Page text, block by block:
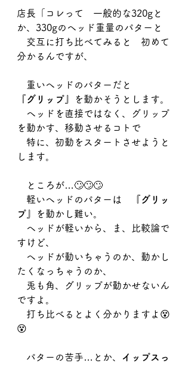
店長「コレって　一般的な320gと
か、330gのヘッド重量のパターと
交互に打ち比べてみると　初めて
分かるんですが、
重いヘッドのパターだと
グリップ 』を動かそうとします。
ヘッドを直接ではなく、グリップ
を動かす、移動させるコトで
特に、初動をスタートさせようと
します。
ところが…🙄🙄🙄
軽いヘッドのパターは　『
グリッ
プ 』を動かし難い。
ヘッドが軽いから、ま、比較論で
すけど、
ヘッドが動いちゃうのか、動かし
たくなっちゃうのか、
兎も角、グリップが動かせないん
ですよ。
打ち比べるとよく分かりますよ😵
😵
パターの苦手…とか、
イップスっ